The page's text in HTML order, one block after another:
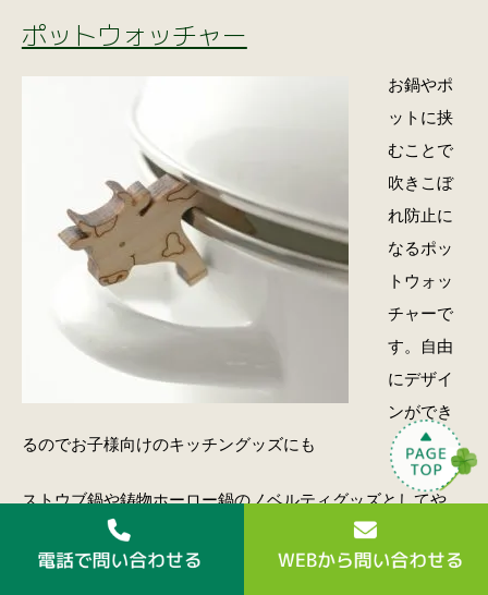
ポットウォッチャー
お鍋やポ
ットに挟
むことで
吹きこぼ
れ防止に
なるポッ
トウォッ
チャーで
す。自由
にデザイ
ンができ
るのでお子様向けのキッチングッズにも
ストウブ鍋や鋳物ホーロー鍋のノベルティグッズとしてや、
料理教室の体験教室参加ノベルティ、ECサイトのキッチン
グッズ系のプレゼントにおすすめです。